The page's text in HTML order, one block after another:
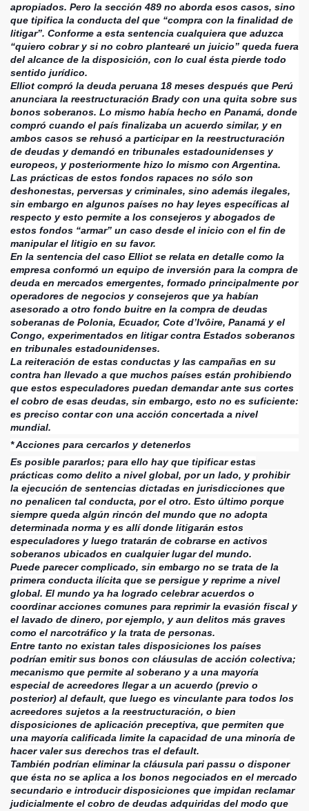
apropiados. Pero la sección 489 no aborda esos casos, sino
que tipifica la conducta del que “compra con la finalidad de
litigar”. Conforme a esta sentencia cualquiera que aduzca
“quiero cobrar y si no cobro plantearé un juicio” queda fuera
del alcance de la disposición, con lo cual ésta pierde todo
sentido jurídico.
Elliot compró la deuda peruana 18 meses después que Perú
anunciara la reestructuración Brady con una quita sobre sus
bonos soberanos. Lo mismo había hecho en Panamá, donde
compró cuando el país finalizaba un acuerdo similar, y en
ambos casos se rehusó a participar en la reestructuración
de deudas y demandó en tribunales estadounidenses y
europeos, y posteriormente hizo lo mismo con Argentina.
Las prácticas de estos fondos rapaces no sólo son
deshonestas, perversas y criminales, sino además ilegales,
sin embargo en algunos países no hay leyes específicas al
respecto y esto permite a los consejeros y abogados de
estos fondos “armar” un caso desde el inicio con el fin de
manipular el litigio en su favor.
En la sentencia del caso Elliot se relata en detalle como la
empresa conformó un equipo de inversión para la compra de
deuda en mercados emergentes, formado principalmente por
operadores de negocios y consejeros que ya habían
asesorado a otro fondo buitre en la compra de deudas
soberanas de Polonia, Ecuador, Cote d’Ivôire, Panamá y el
Congo, experimentados en litigar contra Estados soberanos
en tribunales estadounidenses.
La reiteración de estas conductas y las campañas en su
contra han llevado a que muchos países están prohibiendo
que estos especuladores puedan demandar ante sus cortes
el cobro de esas deudas, sin embargo, esto no es suficiente:
es preciso contar con una acción concertada a nivel
mundial.
* Acciones para cercarlos y detenerlos
Es posible pararlos; para ello hay que tipificar estas
prácticas como delito a nivel global, por un lado, y prohibir
la ejecución de sentencias dictadas en jurisdicciones que
no penalicen tal conducta, por el otro. Esto último porque
siempre queda algún rincón del mundo que no adopta
determinada norma y es allí donde litigarán estos
especuladores y luego tratarán de cobrarse en activos
soberanos ubicados en cualquier lugar del mundo.
Puede parecer complicado, sin embargo no se trata de la
primera conducta ilícita que se persigue y reprime a nivel
global. El mundo ya ha logrado celebrar acuerdos o
coordinar acciones comunes para reprimir la evasión fiscal y
el lavado de dinero, por ejemplo, y aun delitos más graves
como el narcotráfico y la trata de personas.
Entre tanto no existan tales disposiciones los países
podrían emitir sus bonos con cláusulas de acción colectiva;
mecanismo que permite al soberano y a una mayoría
especial de acreedores llegar a un acuerdo (previo o
posterior) al default, que luego es vinculante para todos los
acreedores sujetos a la reestructuración, o bien
disposiciones de aplicación preceptiva, que permiten que
una mayoría calificada limite la capacidad de una minoría de
hacer valer sus derechos tras el default.
También podrían eliminar la cláusula pari passu o disponer
que ésta no se aplica a los bonos negociados en el mercado
secundario e introducir disposiciones que impidan reclamar
judicialmente el cobro de deudas adquiridas del modo que